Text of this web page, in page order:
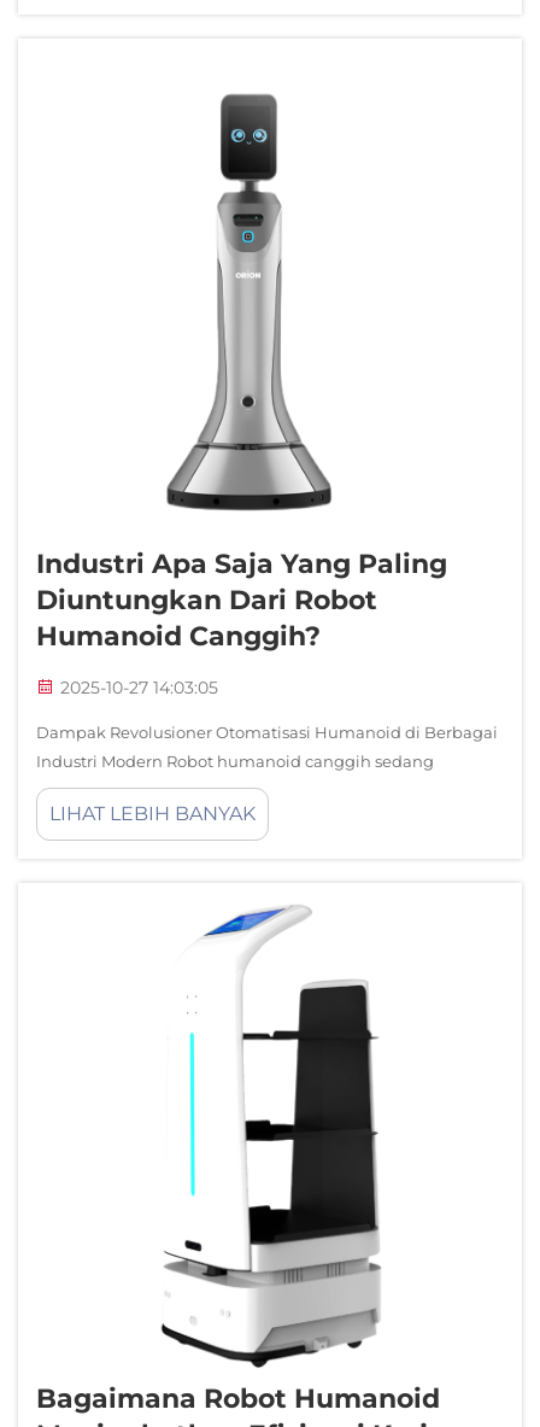
Industri Apa Saja Yang Paling
Diuntungkan Dari Robot
Humanoid Canggih?
2025-10-27 14:03:05
Dampak Revolusioner Otomatisasi Humanoid di Berbagai
Industri Modern Robot humanoid canggih sedang
mengubah lanskap bisnis dengan cara yang sebelumnya
hanya terbatas dalam fiksi ilmiah. Mesin-mesin canggih
LIHAT LEBIH BANYAK
Bagaimana Robot Humanoid